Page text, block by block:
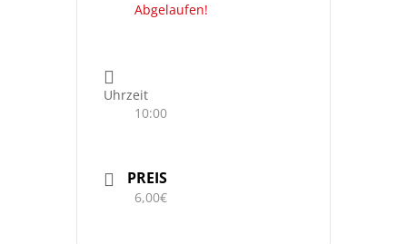
Abgelaufen!
Uhrzeit
10:00
PREIS
6,00€